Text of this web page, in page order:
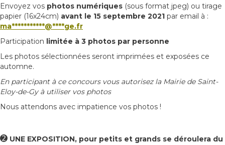
Envoyez vos photos numériques (sous format jpeg) ou tirage
papier (16x24cm) avant le 15 septembre 2021 par email à :
ma***********@****ge.fr
Participation limitée à 3 photos par personne
Les photos sélectionnées seront imprimées et exposées ce
automne.
En participant à ce concours vous autorisez la Mairie de Saint-
Eloy-de-Gy à utiliser vos photos
Nous attendons avec impatience vos photos !
➋ UNE EXPOSITION, pour petits et grands se déroulera du